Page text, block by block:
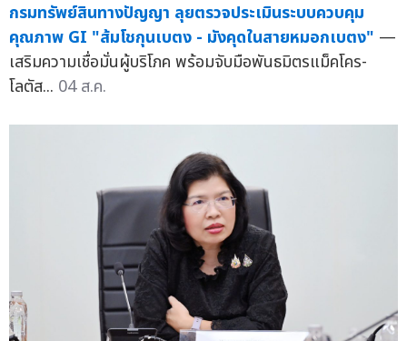
กรมทรัพย์สินทางปัญญา ลุยตรวจประเมินระบบควบคุม
คุณภาพ GI "ส้มโชกุนเบตง - มังคุดในสายหมอกเบตง" —
เสริมความเชื่อมั่นผู้บริโภค พร้อมจับมือพันธมิตรแม็คโคร-
โลตัส... 04 ส.ค.